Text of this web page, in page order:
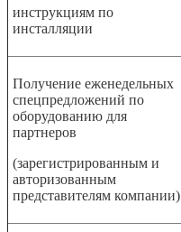
инструкциям по
инсталляции
Получение еженедельных
спецпредложений по
оборудованию для
партнеров
(зарегистрированным и
авторизованным
представителям компании)